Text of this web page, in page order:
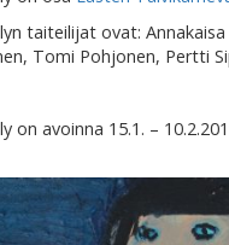
taiteilijat ovat: Annakaisa
Tomi Pohjonen, Pertti
on avoinna 15.1. –